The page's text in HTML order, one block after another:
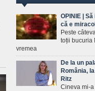
OPINIE |
că e
Peste
toții bucuria
vremea
De la un
România,
Ritz
Cineva mi-